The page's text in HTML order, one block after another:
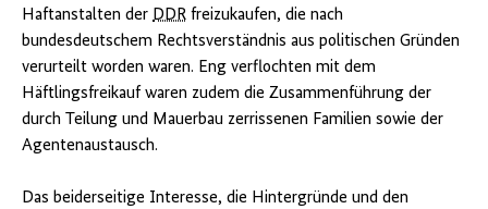
Haftanstalten der DDR freizukau­fen, die nach
bundesdeutschem Rechtsverständnis aus politischen Gründen
ver­urteilt worden waren. Eng verflochten mit dem
Häftlingsfreikauf waren zudem die Zusammenführung der
durch Teilung und Mauerbau zerrissenen Familien sowie der
Agentenaustausch.
Das beiderseitige Interesse, die Hintergründe und den